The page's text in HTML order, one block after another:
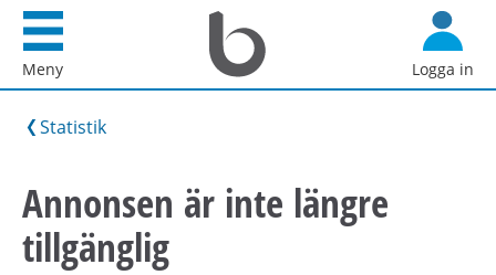
d
Meny
Startsida
Bostadsförmedlingen
i
Logga in
Statistik
Annonsen är inte längre
tillgänglig